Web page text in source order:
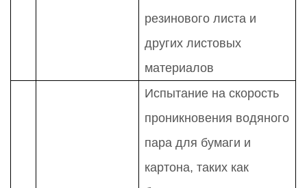
резинового листа и
других листовых
материалов
Испытание на скорость
проникновения водяного
пара для бумаги и
картона, таких как